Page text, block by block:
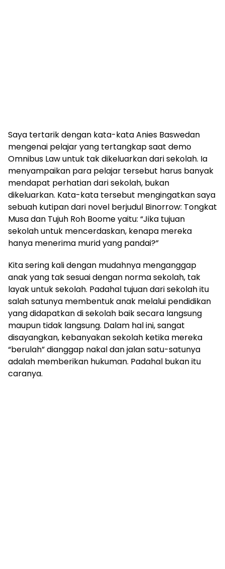
Saya tertarik dengan kata-kata Anies Baswedan
mengenai pelajar yang tertangkap saat demo
Omnibus Law untuk tak dikeluarkan dari sekolah. Ia
menyampaikan para pelajar tersebut harus banyak
mendapat perhatian dari sekolah, bukan
dikeluarkan. Kata-kata tersebut mengingatkan saya
sebuah kutipan dari novel berjudul Binorrow: Tongkat
Musa dan Tujuh Roh Boome yaitu: “Jika tujuan
sekolah untuk mencerdaskan, kenapa mereka
hanya menerima murid yang pandai?”
Kita sering kali dengan mudahnya menganggap
anak yang tak sesuai dengan norma sekolah, tak
layak untuk sekolah. Padahal tujuan dari sekolah itu
salah satunya membentuk anak melalui pendidikan
yang didapatkan di sekolah baik secara langsung
maupun tidak langsung. Dalam hal ini, sangat
disayangkan, kebanyakan sekolah ketika mereka
“berulah” dianggap nakal dan jalan satu-satunya
adalah memberikan hukuman. Padahal bukan itu
caranya.